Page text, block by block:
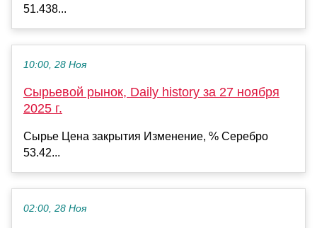
51.438...
10:00, 28 Ноя
Сырьевой рынок, Daily history за 27 ноября
2025 г.
Сырье Цена закрытия Изменение, % Серебро
53.42...
02:00, 28 Ноя